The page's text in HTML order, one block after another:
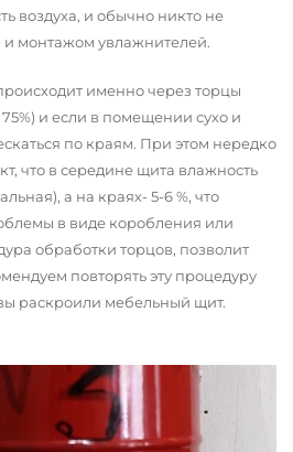
воздуха, и обычно никто не
и монтажом увлажнителей.
именно через торцы
и если в помещении сухо и
по краям. При этом нередко
что в середине щита влажность
а на краях- 5-6 %, что
в виде коробления или
обработки торцов, позволит
повторять эту процедуру
раскроили мебельный щит.